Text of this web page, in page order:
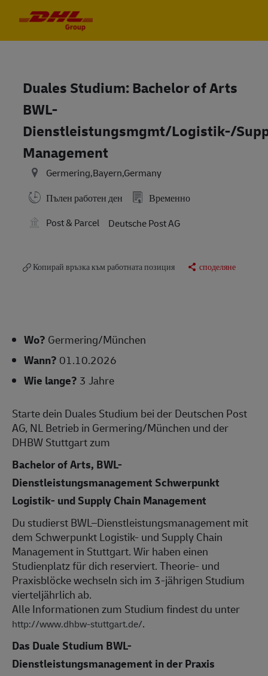
Duales Studium: Bachelor of Arts
BWL-
Dienstleistungsmgmt/Logistik-/
Management
Germering,Bayern,Germany
Пълен работен ден
Временно
Post & Parcel
Deutsche Post AG
Копирай връзка към работната позиция споделяне
Wo? Germering/München
Wann? 01.10.2026
Wie lange? 3 Jahre
Starte dein Duales Studium bei der Deutschen Post
AG, NL Betrieb in Germering/München und der
DHBW Stuttgart zum
Bachelor of Arts, BWL-
Dienstleistungsmanagement Schwerpunkt
Logistik- und Supply Chain Management
Du studierst BWL–Dienstleistungsmanagement mit
dem Schwerpunkt Logistik- und Supply Chain
Management in Stuttgart. Wir haben einen
Studienplatz für dich reserviert. Theorie- und
Praxisblöcke wechseln sich im 3-jährigen Studium
vierteljährlich ab.
Alle Informationen zum Studium findest du unter
http://www.dhbw-stuttgart.de/.
Das Duale Studium BWL-
Dienstleistungsmanagement in der Praxis